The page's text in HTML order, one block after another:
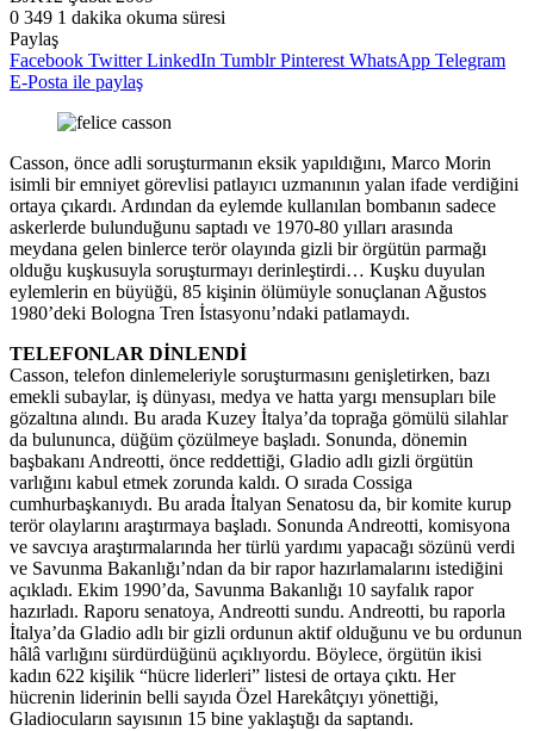
0 349 1 dakika okuma süresi
Paylaş
Facebook Twitter LinkedIn Tumblr Pinterest WhatsApp Telegram
E-Posta ile paylaş
Casson, önce adli soruşturmanın eksik yapıldığını, Marco Morin
isimli bir emniyet görevlisi patlayıcı uzmanının yalan ifade verdiğini
ortaya çıkardı. Ardından da eylemde kullanılan bombanın sadece
askerlerde bulunduğunu saptadı ve 1970-80 yılları arasında
meydana gelen binlerce terör olayında gizli bir örgütün parmağı
olduğu kuşkusuyla soruşturmayı derinleştirdi… Kuşku duyulan
eylemlerin en büyüğü, 85 kişinin ölümüyle sonuçlanan Ağustos
1980’deki Bologna Tren İstasyonu’ndaki patlamaydı.
TELEFONLAR DİNLENDİ
Casson, telefon dinlemeleriyle soruşturmasını genişletirken, bazı
emekli subaylar, iş dünyası, medya ve hatta yargı mensupları bile
gözaltına alındı. Bu arada Kuzey İtalya’da toprağa gömülü silahlar
da bulununca, düğüm çözülmeye başladı. Sonunda, dönemin
başbakanı Andreotti, önce reddettiği, Gladio adlı gizli örgütün
varlığını kabul etmek zorunda kaldı. O sırada Cossiga
cumhurbaşkanıydı. Bu arada İtalyan Senatosu da, bir komite kurup
terör olaylarını araştırmaya başladı. Sonunda Andreotti, komisyona
ve savcıya araştırmalarında her türlü yardımı yapacağı sözünü verdi
ve Savunma Bakanlığı’ndan da bir rapor hazırlamalarını istediğini
açıkladı. Ekim 1990’da, Savunma Bakanlığı 10 sayfalık rapor
hazırladı. Raporu senatoya, Andreotti sundu. Andreotti, bu raporla
İtalya’da Gladio adlı bir gizli ordunun aktif olduğunu ve bu ordunun
hâlâ varlığını sürdürdüğünü açıklıyordu. Böylece, örgütün ikisi
kadın 622 kişilik “hücre liderleri” listesi de ortaya çıktı. Her
hücrenin liderinin belli sayıda Özel Harekâtçıyı yönettiği,
Gladiocuların sayısının 15 bine yaklaştığı da saptandı.